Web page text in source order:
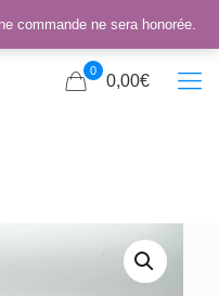
0
0,00€
commande ne sera honorée.